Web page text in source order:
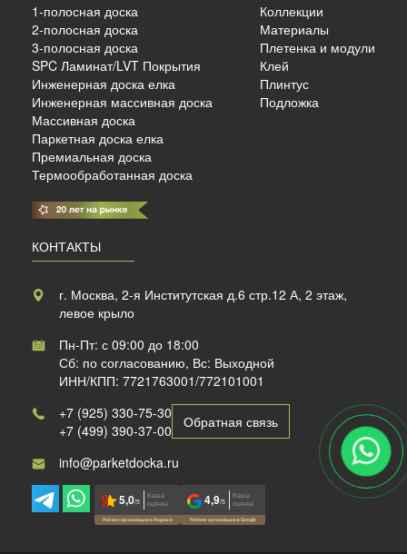
мм.
м²
1-полосная доска
2-полосная доска
3-полосная доска
SPC Ламинат/LVT Покрытия
Инженерная доска елка
Инженерная массивная доска
Массивная доска
Паркетная доска елка
Премиальная доска
Термообработанная доска
Коллекции
Материалы
Плетенка и модули
Клей
Плинтус
Подложка
КОНТАКТЫ
г. Москва, 2-я Институтская д.6 стр.12 А, 2 этаж,
левое крыло
Пн-Пт: с 09:00 до 18:00
Сб: по согласованию, Вс: Выходной
ИНН/КПП: 7721763001/772101001
+7 (925) 330-75-30
+7 (499) 390-37-00
Обратная связь
info@parketdocka.ru
5,0/5
Ваша
оценка
Рейтинг организации в Яндексе
4,9/5
Ваша
оценка
Рейтинг организации в Google